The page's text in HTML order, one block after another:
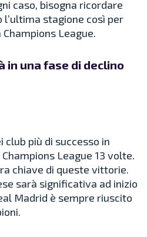
caso, bisogna ricordare
l’ultima stagione così per
League.
in una fase di declino
club più di successo in
League 13 volte.
chiave di queste vittorie.
sarà significativa ad inizio
Madrid è sempre riuscito